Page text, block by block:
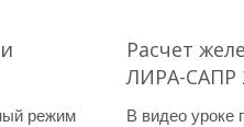
режим
Расчет
ЛИРА-САПР
В видео уроке